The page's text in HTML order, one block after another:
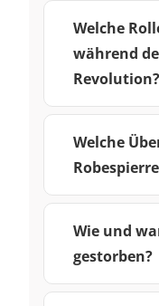
Welche
während
Revolution?
Welche
Wie und
gestorben?